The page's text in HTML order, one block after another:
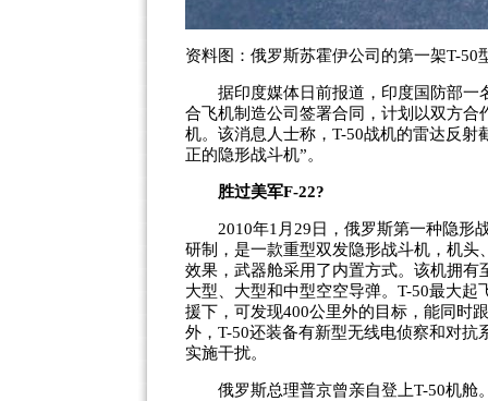
资料图：俄罗斯苏霍伊公司的第一架T-50
据印度媒体日前报道，印度国防部一
合飞机制造公司签署合同，计划以双方合
机。该消息人士称，T-50战机的雷达反
正的隐形战斗机”。
胜过美军F-22?
2010年1月29日，俄罗斯第一种隐形战
研制，是一款重型双发隐形战斗机，机
效果，武器舱采用了内置方式。该机拥
大型、大型和中型空空导弹。T-50最大
援下，可发现400公里外的目标，能同时
外，T-50还装备有新型无线电侦察和对
实施干扰。
俄罗斯总理普京曾亲自登上T-50机舱